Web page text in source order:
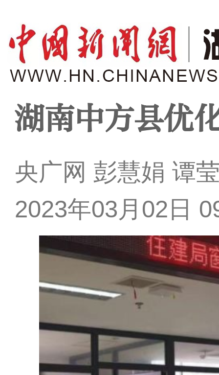
湖南中方县优
央广网 彭慧娟 谭
2023年03月02日